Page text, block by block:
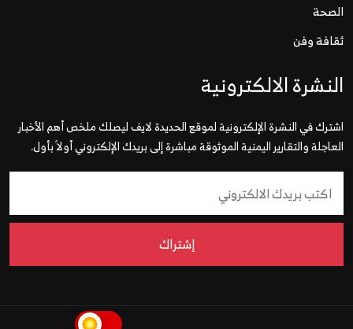
الصحة
ثقافة وفن
النشرة الالكترونية
اشترك في النشرة الإلكترونية لموقع الحديدة لايف ليصلك ملخص أهم الأخبار
العاجلة والتقارير اليمنية الموثوقة مباشرة إلى بريدك الإلكتروني أولاً بأول.
إشتراك